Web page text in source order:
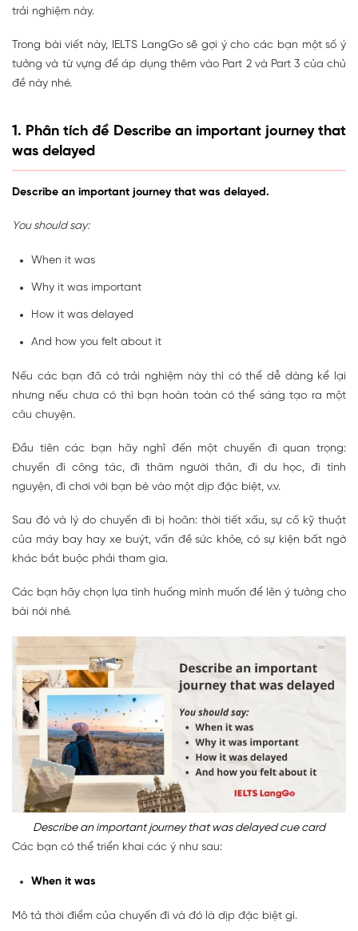
trải nghiệm này.
Trong bài viết này, IELTS LangGo sẽ gợi ý cho các bạn một số ý
tưởng và từ vựng để áp dụng thêm vào Part 2 và Part 3 của chủ
đề này nhé.
1. Phân tích đề Describe an important journey that
was delayed
Describe an important journey that was delayed.
You should say:
When it was
Why it was important
How it was delayed
And how you felt about it
Nếu các bạn đã có trải nghiệm này thì có thể dễ dàng kể lại
nhưng nếu chưa có thì bạn hoàn toàn có thể sáng tạo ra một
câu chuyện.
Đầu tiên các bạn hãy nghĩ đến một chuyến đi quan trọng:
chuyến đi công tác, đi thăm người thân, đi du học, đi tình
nguyện, đi chơi với bạn bè vào một dịp đặc biệt, v.v.
Sau đó và lý do chuyến đi bị hoãn: thời tiết xấu, sự cố kỹ thuật
của máy bay hay xe buýt, vấn đề sức khỏe, có sự kiện bất ngờ
khác bắt buộc phải tham gia.
Các bạn hãy chọn lựa tình huống mình muốn để lên ý tưởng cho
bài nói nhé.
Describe an important journey that was delayed cue card
Các bạn có thể triển khai các ý như sau:
When it was
Mô tả thời điểm của chuyến đi và đó là dịp đặc biệt gì.